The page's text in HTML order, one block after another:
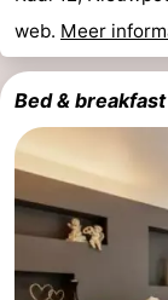
web. Meer
Bed &